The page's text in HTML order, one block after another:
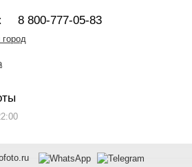
8 800-777-05-83